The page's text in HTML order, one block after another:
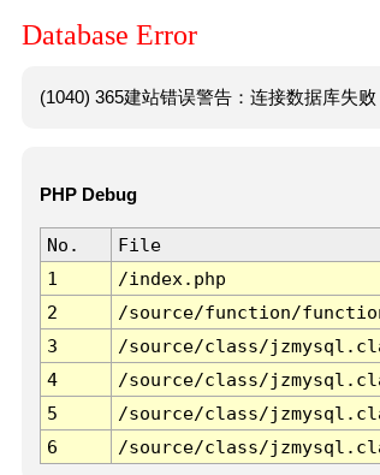
Database Error
(1040) 365建站错误警告：连接数据库失
PHP Debug
No. File
1
/index.php
2
/source/function/
3
/source/class/
4
/source/class/
5
/source/class/
6
/source/class/